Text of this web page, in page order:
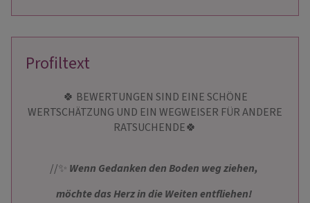
Profiltext
🍀 BEWERTUNGEN SIND EINE SCHÖNE
WERTSCHÄTZUNG UND EIN WEGWEISER FÜR ANDERE
RATSUCHENDE🍀
//✨ ️ Wenn Gedanken den Boden weg ziehen,
möchte das Herz in die Weiten entfliehen!